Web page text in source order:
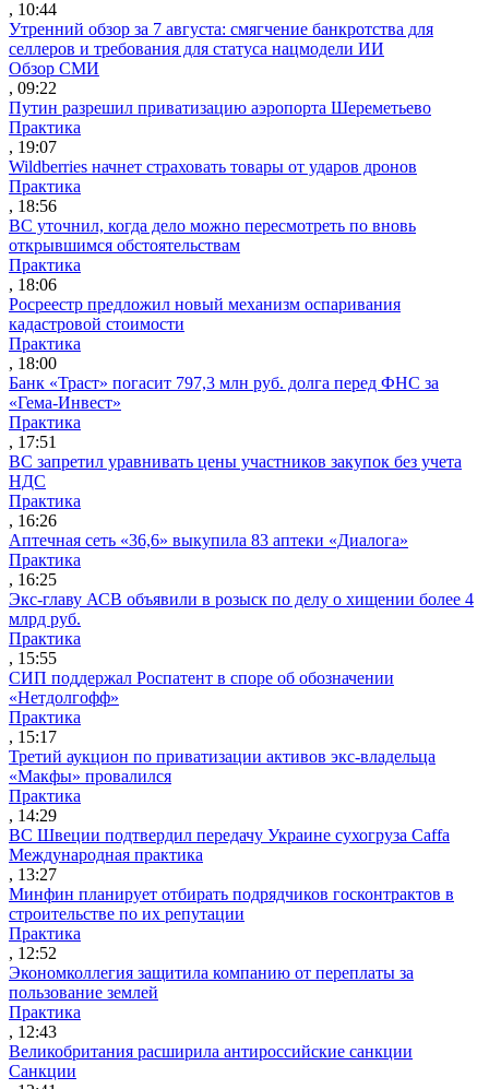
, 10:44
Утренний обзор за 7 августа: смягчение банкротства для
селлеров и требования для статуса нацмодели ИИ
Обзор СМИ
, 09:22
Путин разрешил приватизацию аэропорта Шереметьево
Практика
, 19:07
Wildberries начнет страховать товары от ударов дронов
Практика
, 18:56
ВС уточнил, когда дело можно пересмотреть по вновь
открывшимся обстоятельствам
Практика
, 18:06
Росреестр предложил новый механизм оспаривания
кадастровой стоимости
Практика
, 18:00
Банк «Траст» погасит 797,3 млн руб. долга перед ФНС за
«Гема-Инвест»
Практика
, 17:51
ВС запретил уравнивать цены участников закупок без учета
НДС
Практика
, 16:26
Аптечная сеть «36,6» выкупила 83 аптеки «Диалога»
Практика
, 16:25
Экс-главу АСВ объявили в розыск по делу о хищении более 4
млрд руб.
Практика
, 15:55
СИП поддержал Роспатент в споре об обозначении
«Нетдолгофф»
Практика
, 15:17
Третий аукцион по приватизации активов экс-владельца
«Макфы» провалился
Практика
, 14:29
ВС Швеции подтвердил передачу Украине сухогруза Caffa
Международная практика
, 13:27
Минфин планирует отбирать подрядчиков госконтрактов в
строительстве по их репутации
Практика
, 12:52
Экономколлегия защитила компанию от переплаты за
пользование землей
Практика
, 12:43
Великобритания расширила антироссийские санкции
Санкции